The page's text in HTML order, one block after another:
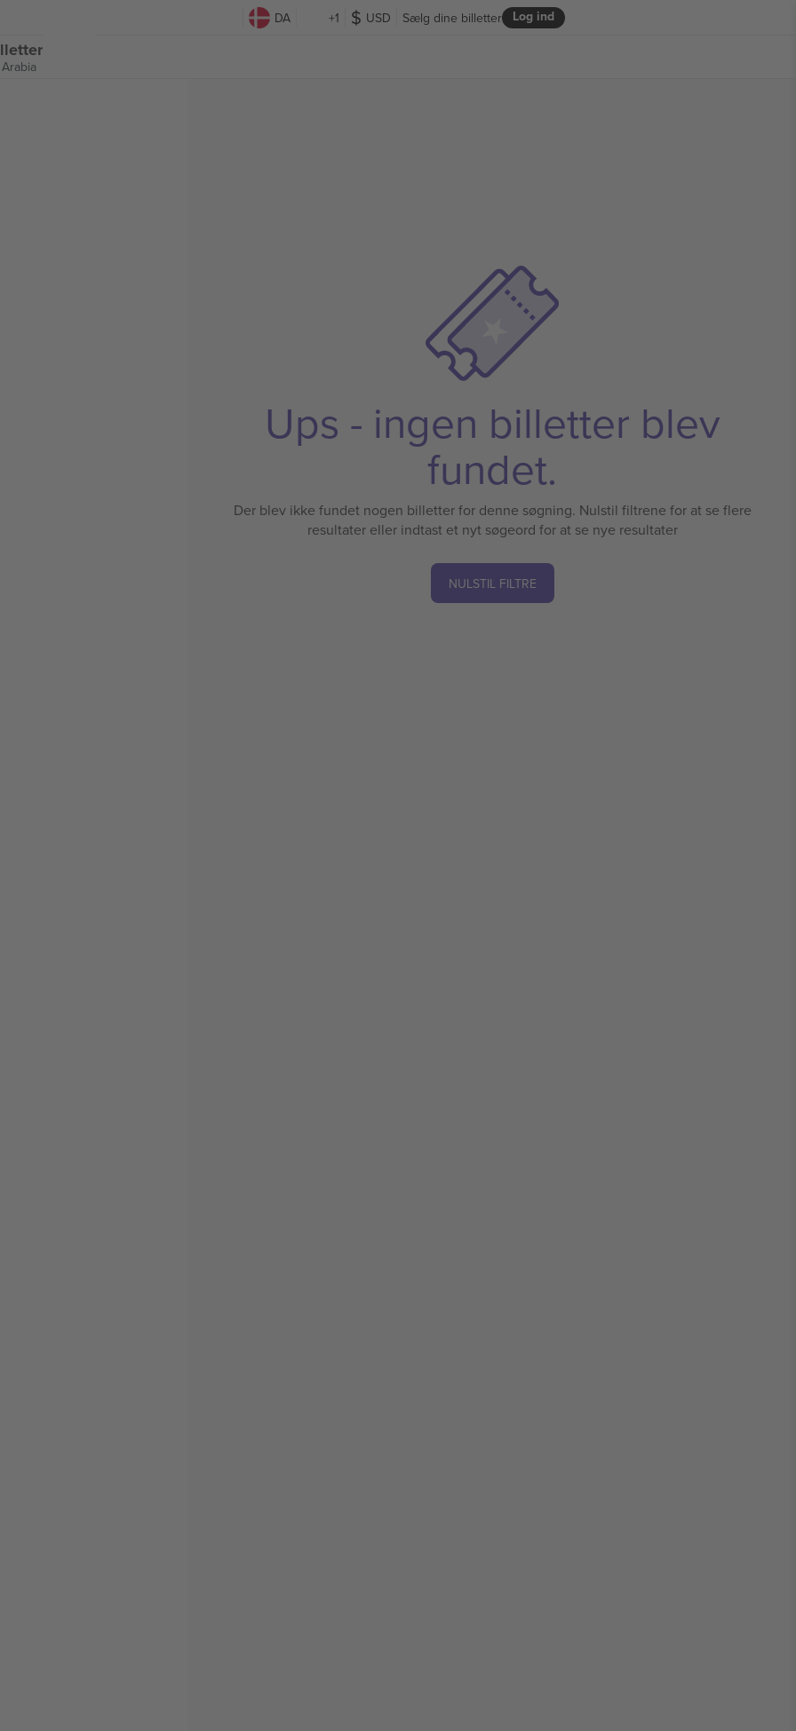
DA +1 USD Log ind
Sælg dine billetter
Ups - ingen billetter blev
fundet.
Der blev ikke fundet nogen billetter for denne søgning. Nulstil filtrene for at se flere
resultater eller indtast et nyt søgeord for at se nye resultater
NULSTIL FILTRE